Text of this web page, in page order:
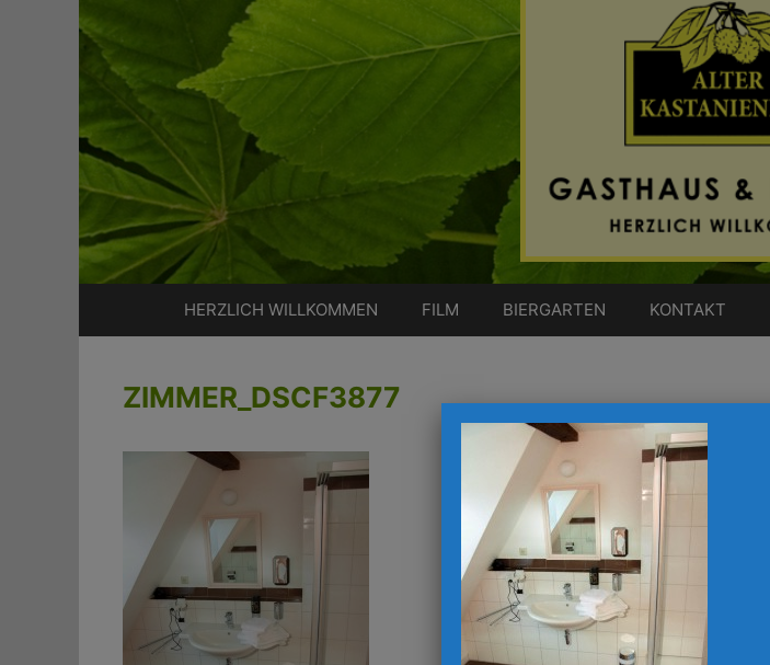
HERZLICH WILLKOMMEN FILM BIERGARTEN KONTAKT
ZIMMER_DSCF3877